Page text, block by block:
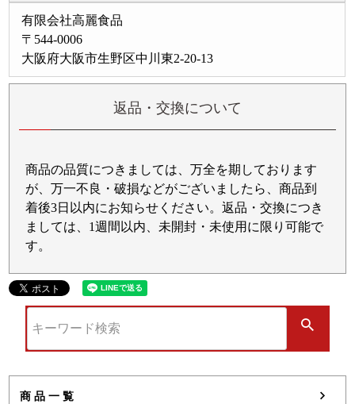
商品一覧
有限会社高麗食品
〒544-0006
大阪府大阪市生野区中川東2-20-13
返品・交換について
商品の品質につきましては、万全を期しております
が、万一不良・破損などがございましたら、商品到
着後3日以内にお知らせください。返品・交換につき
ましては、1週間以内、未開封・未使用に限り可能で
す。